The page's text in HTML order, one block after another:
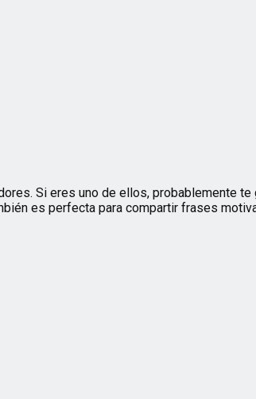
Si eres uno de ellos, probablemente
es perfecta para compartir frases